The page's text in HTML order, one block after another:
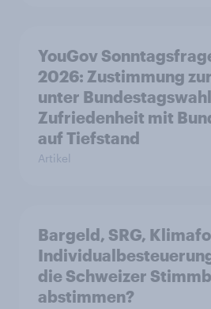
YouGov
2026: Zustimmung
unter
Zufriedenheit mit
auf Tiefstand
Artikel
Bargeld, SRG,
die Schweizer
abstimmen?